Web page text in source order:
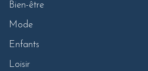
Bien-être
Mode
Enfants
Loisir